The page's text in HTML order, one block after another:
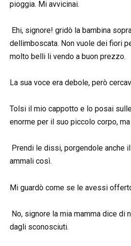
pioggia. Mi avvicinai.
Ehi, signore! gridò la bambina
dellimboscata. Non vuole dei fiori
molto belli li vendo a buon prezzo.
La sua voce era debole, però
Tolsi il mio cappotto e lo posai
enorme per il suo piccolo corpo,
Prendi le dissi, porgendole anche
ammali così.
Mi guardò come se le avessi
No, signore la mia mamma dice di
dagli sconosciuti.